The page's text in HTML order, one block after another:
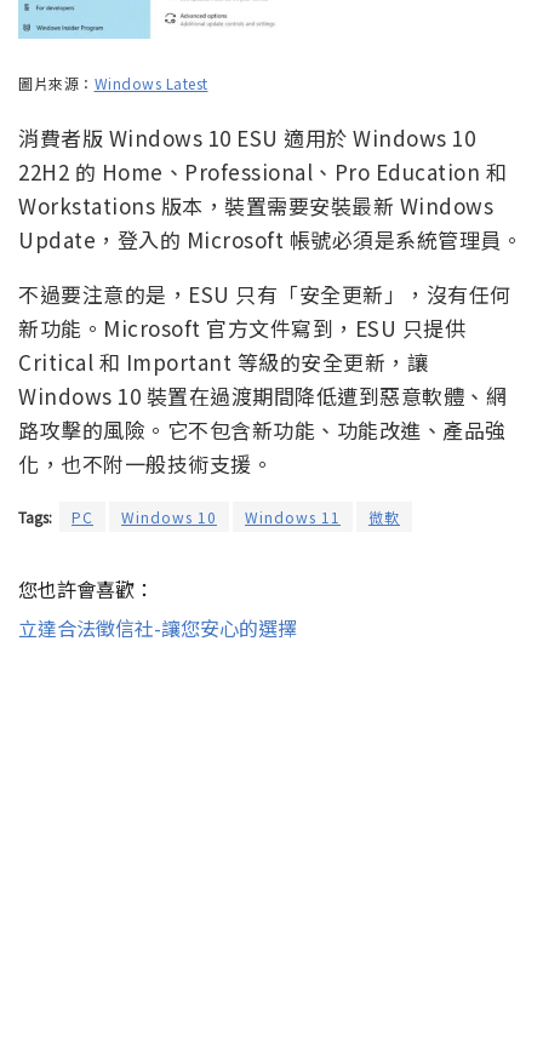
圖片來源： Windows Latest
消費者版 Windows 10 ESU 適用於 Windows 10
22H2 的 Home、Professional、Pro Education 和
Workstations 版本，裝置需要安裝最新 Windows
Update，登入的 Microsoft 帳號必須是系統管理員。
不過要注意的是，ESU 只有「安全更新」，沒有任何
新功能。Microsoft 官方文件寫到，ESU 只提供
Critical 和 Important 等級的安全更新，讓
Windows 10 裝置在過渡期間降低遭到惡意軟體、網
路攻擊的風險。它不包含新功能、功能改進、產品強
化，也不附一般技術支援。
Tags: PC Windows 10 Windows 11 微軟
您也許會喜歡：
立達合法徵信社-讓您安心的選擇